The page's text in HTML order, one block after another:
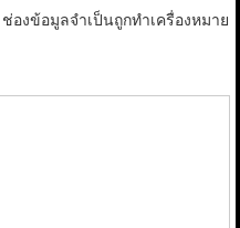
ช่องข้อมูลจำเป็นถูกทำเครื่องหมาย